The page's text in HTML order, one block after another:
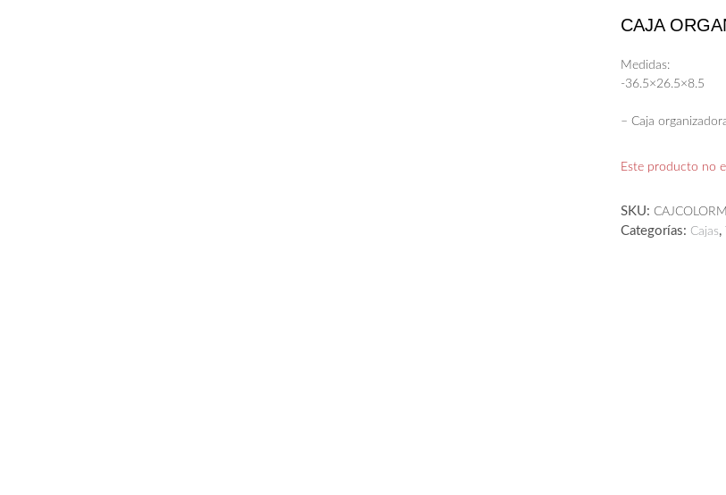
CAJA
Medidas:
-36.5×26.5×8.5
– Caja
Este producto no
SKU: CAJCOLORM
Categorías: Cajas,